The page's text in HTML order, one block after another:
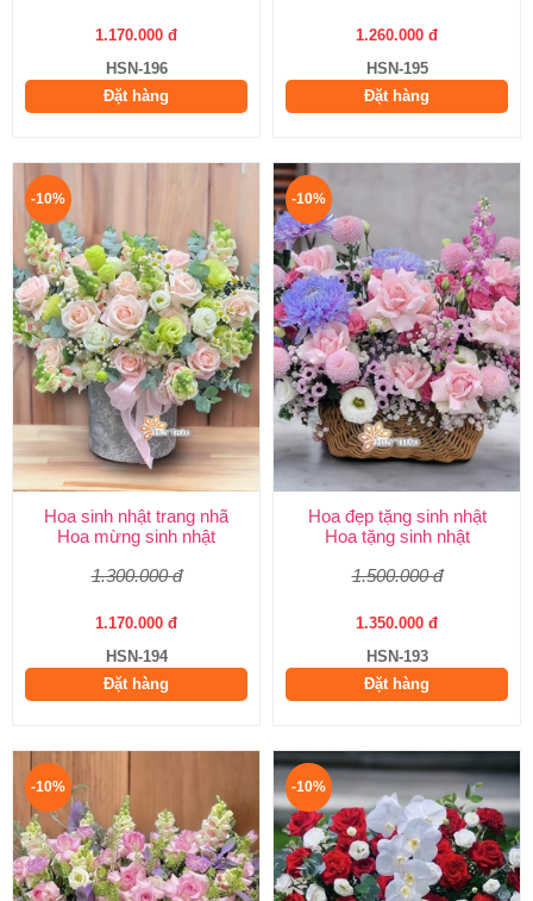
1.170.000 đ
HSN-196
Đặt hàng
1.260.000 đ
HSN-195
Đặt hàng
-10%
Hoa sinh nhật trang nhã
Hoa mừng sinh nhật
1.300.000 đ
1.170.000 đ
HSN-194
Đặt hàng
-10%
Hoa đẹp tặng sinh nhật
Hoa tặng sinh nhật
1.500.000 đ
1.350.000 đ
HSN-193
Đặt hàng
-10% -10%